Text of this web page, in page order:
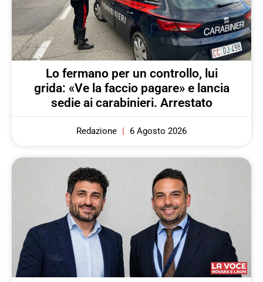
Lo fermano per un controllo, lui
grida: «Ve la faccio pagare» e lancia
sedie ai carabinieri. Arrestato
Redazione 6 Agosto 2026